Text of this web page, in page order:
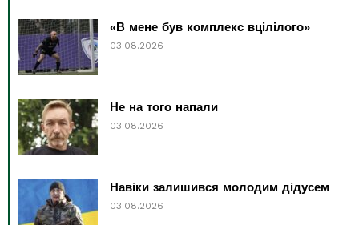
«В мене був комплекс вцілілого»
03.08.2026
Не на того напали
03.08.2026
Навіки залишився молодим дідусем
03.08.2026